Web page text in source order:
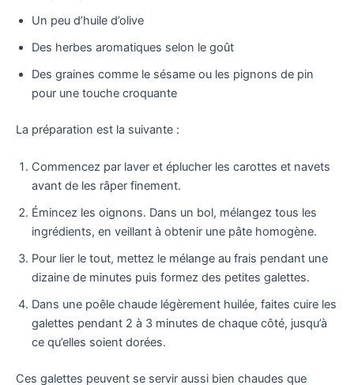
Un peu d’huile d’olive
Des herbes aromatiques selon le goût
Des graines comme le sésame ou les pignons de pin
pour une touche croquante
La préparation est la suivante :
Commencez par laver et éplucher les carottes et navets
avant de les râper finement.
Émincez les oignons. Dans un bol, mélangez tous les
ingrédients, en veillant à obtenir une pâte homogène.
Pour lier le tout, mettez le mélange au frais pendant une
dizaine de minutes puis formez des petites galettes.
Dans une poêle chaude légèrement huilée, faites cuire les
galettes pendant 2 à 3 minutes de chaque côté, jusqu’à
ce qu’elles soient dorées.
Ces galettes peuvent se servir aussi bien chaudes que